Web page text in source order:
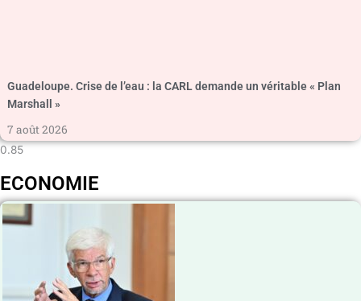
Guadeloupe. Crise de l’eau : la CARL demande un véritable « Plan
Marshall »
7 août 2026
ECONOMIE